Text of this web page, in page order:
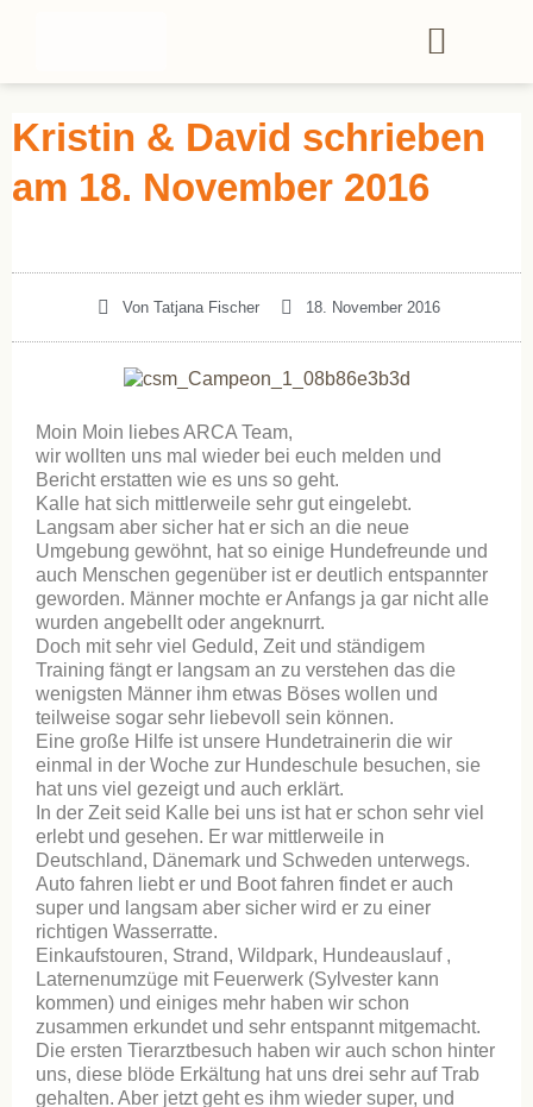
Kristin & David schrieben
am 18. November 2016
VonTatjana Fischer 18. November 2016
Moin Moin liebes ARCA Team,
wir wollten uns mal wieder bei euch melden und
Bericht erstatten wie es uns so geht.
Kalle hat sich mittlerweile sehr gut eingelebt.
Langsam aber sicher hat er sich an die neue
Umgebung gewöhnt, hat so einige Hundefreunde und
auch Menschen gegenüber ist er deutlich entspannter
geworden. Männer mochte er Anfangs ja gar nicht alle
wurden angebellt oder angeknurrt.
Doch mit sehr viel Geduld, Zeit und ständigem
Training fängt er langsam an zu verstehen das die
wenigsten Männer ihm etwas Böses wollen und
teilweise sogar sehr liebevoll sein können.
Eine große Hilfe ist unsere Hundetrainerin die wir
einmal in der Woche zur Hundeschule besuchen, sie
hat uns viel gezeigt und auch erklärt.
In der Zeit seid Kalle bei uns ist hat er schon sehr viel
erlebt und gesehen. Er war mittlerweile in
Deutschland, Dänemark und Schweden unterwegs.
Auto fahren liebt er und Boot fahren findet er auch
super und langsam aber sicher wird er zu einer
richtigen Wasserratte.
Einkaufstouren, Strand, Wildpark, Hundeauslauf ,
Laternenumzüge mit Feuerwerk (Sylvester kann
kommen) und einiges mehr haben wir schon
zusammen erkundet und sehr entspannt mitgemacht.
Die ersten Tierarztbesuch haben wir auch schon hinter
uns, diese blöde Erkältung hat uns drei sehr auf Trab
gehalten. Aber jetzt geht es ihm wieder super, und